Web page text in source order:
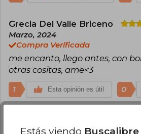
Grecia Del Valle Briceño
Marzo, 2024
Compra Verificada
me encanto, llego antes, con
otras cositas, ame<3
1 Esta opinión es útil 0
26 de Enero, 2024
Estás viendo